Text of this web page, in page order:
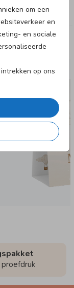
om een
en
en sociale
op ons
leuk